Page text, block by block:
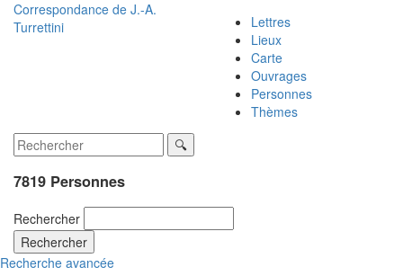
Correspondance de J.-A.
Turrettini
Lettres
Lieux
Carte
Ouvrages
Personnes
Thèmes
7819 Personnes
Rechercher
Rechercher
Recherche avancée